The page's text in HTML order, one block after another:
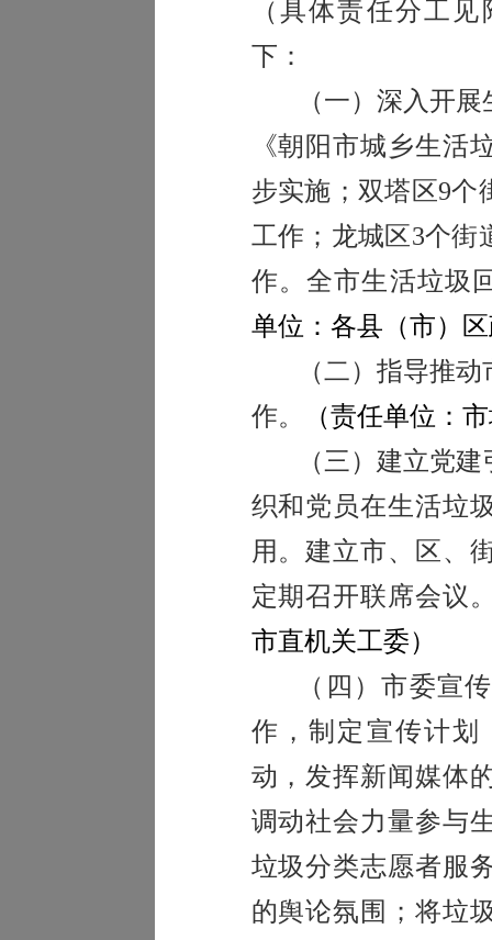
（具体责任分工
下：
（一）深入开
《朝阳市城乡生活
步实施；双塔区9个
工作；龙城区3个街
作。全市生活垃圾
单位：各县（市）
（二）指导推
作。
（责任单位：
（三）建立党
织和党员在生活垃
用。建立市、区、
定期召开联席会议
市直机关工委）
（四）市委宣
作，制定宣传计划
动，发挥新闻媒体
调动社会力量参与
垃圾分类志愿者服
的舆论氛围；将垃